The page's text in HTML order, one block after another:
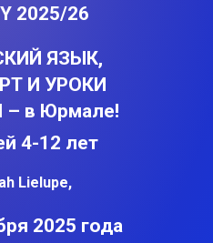
2025 года
ЯЗЫК,
И УРОКИ
– в Юрмале!
4-12 лет
2025/26
Lielupe,